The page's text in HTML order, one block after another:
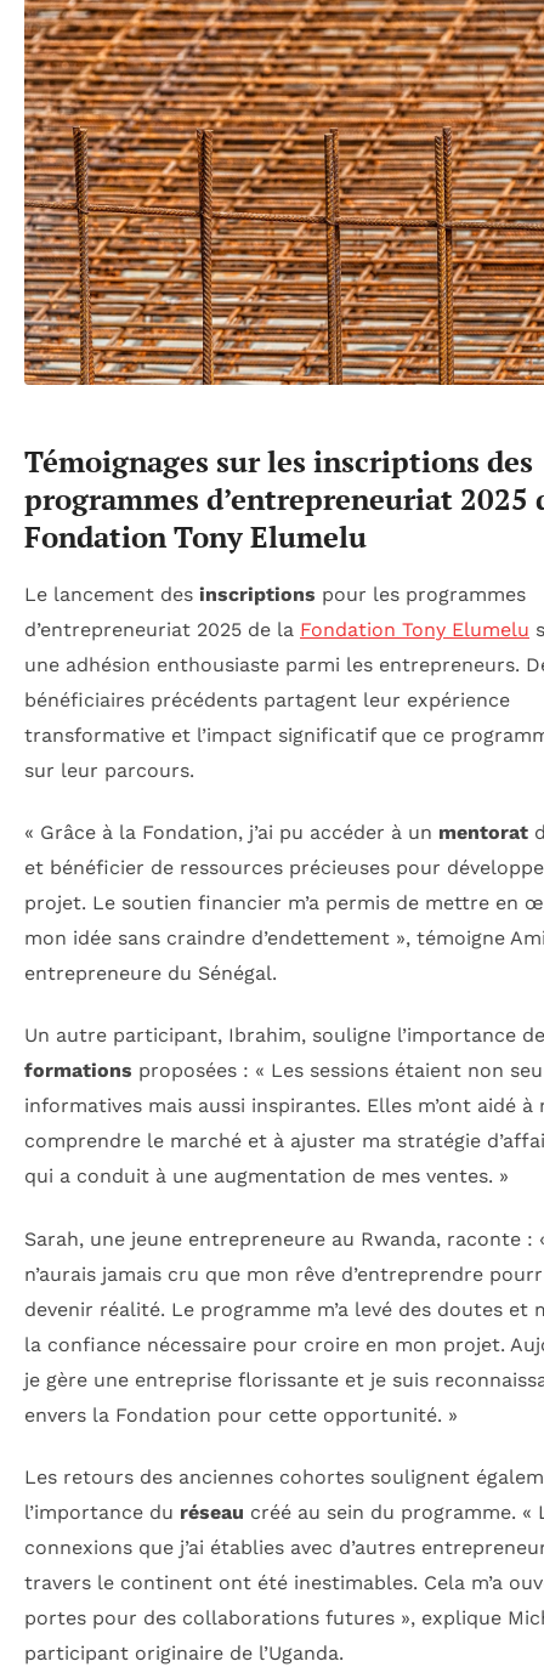
Témoignages sur les inscriptions des
programmes d’entrepreneuriat 2025
Fondation Tony Elumelu
Le lancement des inscriptions pour les programmes
d’entrepreneuriat 2025 de la Fondation Tony Elumelu
une adhésion enthousiaste parmi les entrepreneurs.
bénéficiaires précédents partagent leur expérience
transformative et l’impact significatif que ce
sur leur parcours.
« Grâce à la Fondation, j’ai pu accéder à un mentorat
et bénéficier de ressources précieuses pour
projet. Le soutien financier m’a permis de mettre en
mon idée sans craindre d’endettement », témoigne
entrepreneure du Sénégal.
Un autre participant, Ibrahim, souligne l’importance
formations proposées : « Les sessions étaient non
informatives mais aussi inspirantes. Elles m’ont aidé à
comprendre le marché et à ajuster ma stratégie
qui a conduit à une augmentation de mes ventes. »
Sarah, une jeune entrepreneure au Rwanda, raconte :
n’aurais jamais cru que mon rêve d’entreprendre
devenir réalité. Le programme m’a levé des doutes et
la confiance nécessaire pour croire en mon projet.
je gère une entreprise florissante et je suis
envers la Fondation pour cette opportunité. »
Les retours des anciennes cohortes soulignent
l’importance du réseau créé au sein du programme. «
connexions que j’ai établies avec d’autres
travers le continent ont été inestimables. Cela m’a
portes pour des collaborations futures », explique
participant originaire de l’Uganda.